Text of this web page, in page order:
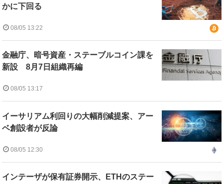
かに下回る
08/05 13:22
金融庁、暗号資産・ステーブルコイン課を
新設 8月7日組織再編
08/05 13:17
イーサリアム利回りの大幅削減提案、アー
ベ創設者が反論
08/05 12:30
インテーザが保有証券開示、ETHのステー